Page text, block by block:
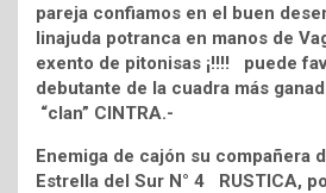
pareja confiamos en el buen
linajuda potranca en manos de
exento de pitonisas ¡!!!! puede
debutante de la cuadra más
“clan” CINTRA.-
Enemiga de cajón su compañera
Estrella del Sur N° 4 RUSTICA,